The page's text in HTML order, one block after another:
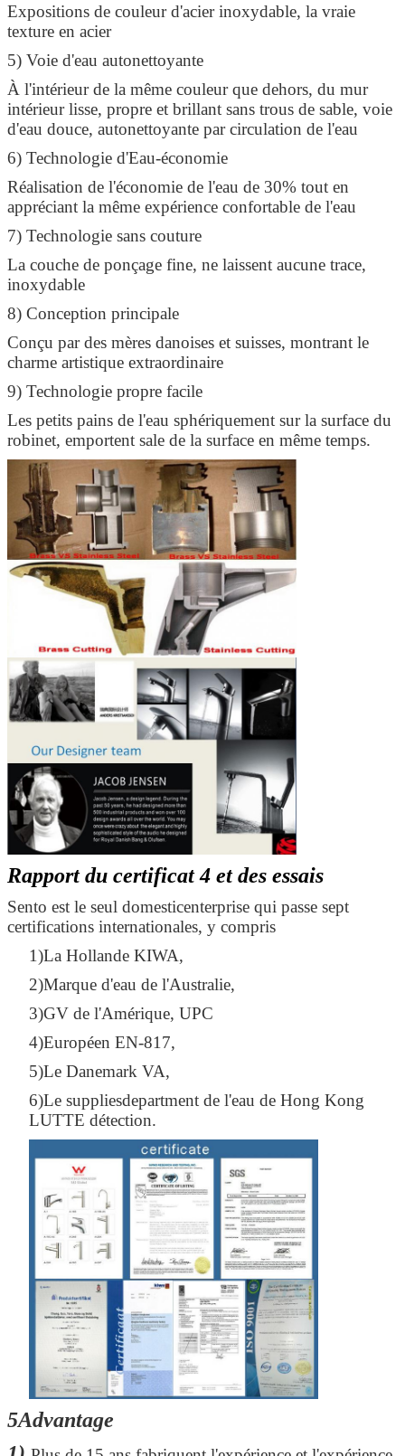
Laisser un message
Nous vous rappellerons
Expositions de couleur d'acier inoxydable, la vraie
texture en acier
5) Voie d'eau autonettoyante
À l'intérieur de la même couleur que dehors, du mur
intérieur lisse, propre et brillant sans trous de sable, voie
d'eau douce, autonettoyante par circulation de l'eau
6) Technologie d'Eau-économie
Réalisation de l'économie de l'eau de 30% tout en
appréciant la même expérience confortable de l'eau
7) Technologie sans couture
La couche de ponçage fine, ne laissent aucune trace,
inoxydable
8) Conception principale
Conçu par des mères danoises et suisses, montrant le
charme artistique extraordinaire
9) Technologie propre facile
Les petits pains de l'eau sphériquement sur la surface du
robinet, emportent sale de la surface en même temps.
Rapport du certificat 4 et des essais
Sento est le seul domesticenterprise qui passe sept
certifications internationales, y compris
1)La Hollande KIWA,
2)Marque d'eau de l'Australie,
3)GV de l'Amérique, UPC
4)Européen EN-817,
5)Le Danemark VA,
6)Le suppliesdepartment de l'eau de Hong Kong
LUTTE détection.
5Advantage